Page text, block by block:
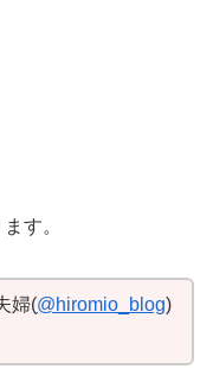
す。
婦(@hiromio_blog)